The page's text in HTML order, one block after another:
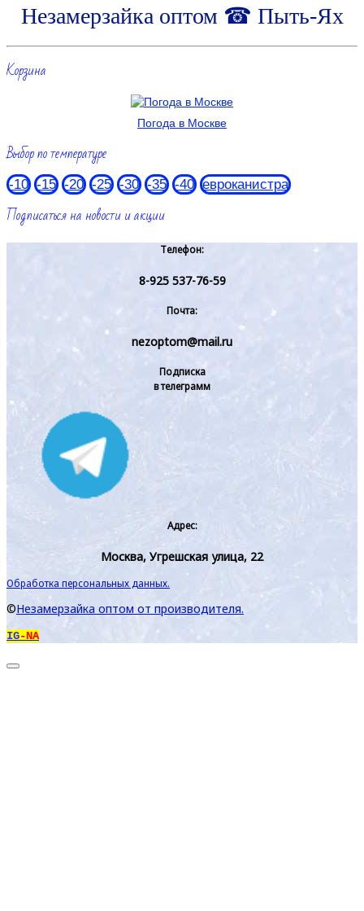
Незамерзайка оптом ☎ Пыть-Ях
Корзина
Погода в Москве
Выбор по температуре
-10 -15 -20 -25 -30 -35 -40 евроканистра
Подписаться на новости и акции
Телефон:
8-925 537-76-59
Почта:
nezoptom@mail.ru
Подписка
в телеграмм
Адрес:
Москва, Угрешская улица, 22
Обработка персональных данных.
©Незамерзайка оптом от производителя.
IG-NA